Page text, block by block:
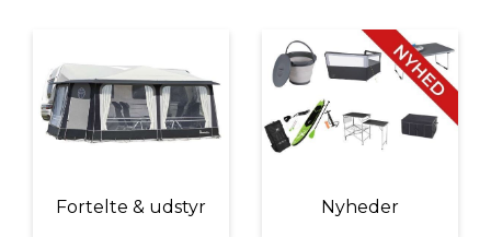
Fortelte & udstyr Nyheder